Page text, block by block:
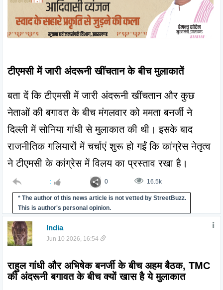
टीएमसी में जारी अंदरूनी खींचतान के बीच मुलाकातें
बता दें कि टीएमसी में जारी अंदरूनी खींचतान और कुछ
नेताओं की बगावत के बीच मंगलवार को ममता बनर्जी ने
दिल्ली में सोनिया गांधी से मुलाकात की थी। इसके बाद
राजनीतिक गलियारों में चर्चाएं शुरू हो गईं कि कांग्रेस नेतृत्व
ने टीएमसी के कांग्रेस में विलय का प्रस्ताव रखा है।
: 0 16.5k
* The author of this news article is not vetted by StreetBuzz.
This is author's personal opinion.
India
Jun 10 2026, 16:54
राहुल गांधी और अभिषेक बनर्जी के बीच अहम बैठक, TMC
की अंदरूनी बगावत के बीच क्यों खास है ये मुलाकात